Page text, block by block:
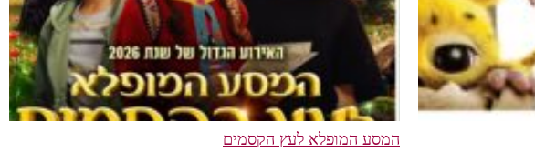
המסע המופלא לעץ הקסמים